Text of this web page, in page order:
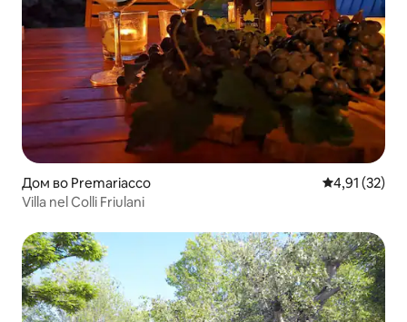
Дом во Premariacco Просечна
4,91 (32)
Villa nel Colli Friulani